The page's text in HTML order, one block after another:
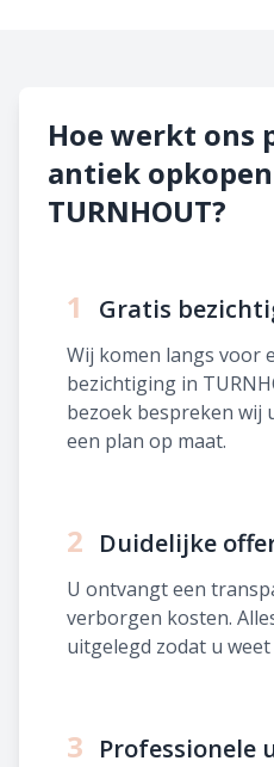
Hoe werkt ons
antiek
TURNHOUT?
1 Gratis
Wij komen langs voor
bezichtiging in
bezoek bespreken wij
een plan op maat.
2 Duidelijke
U ontvangt een
verborgen kosten.
uitgelegd zodat u
3 Professionele